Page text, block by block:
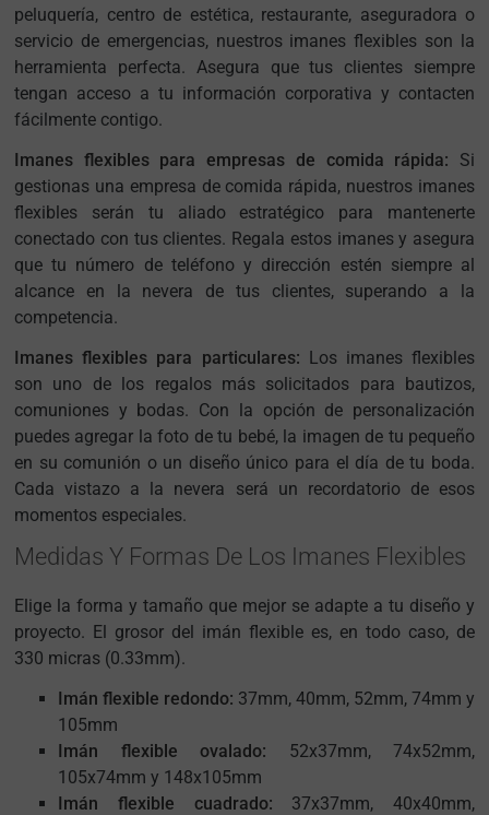
peluquería, centro de estética, restaurante, aseguradora o
servicio de emergencias, nuestros imanes flexibles son la
herramienta perfecta. Asegura que tus clientes siempre
tengan acceso a tu información corporativa y contacten
fácilmente contigo.
Imanes flexibles para empresas de comida rápida: Si
gestionas una empresa de comida rápida, nuestros imanes
flexibles serán tu aliado estratégico para mantenerte
conectado con tus clientes. Regala estos imanes y asegura
que tu número de teléfono y dirección estén siempre al
alcance en la nevera de tus clientes, superando a la
competencia.
Imanes flexibles para particulares: Los imanes flexibles
son uno de los regalos más solicitados para bautizos,
comuniones y bodas. Con la opción de personalización
puedes agregar la foto de tu bebé, la imagen de tu pequeño
en su comunión o un diseño único para el día de tu boda.
Cada vistazo a la nevera será un recordatorio de esos
momentos especiales.
Medidas Y Formas De Los Imanes Flexibles
Elige la forma y tamaño que mejor se adapte a tu diseño y
proyecto. El grosor del imán flexible es, en todo caso, de
330 micras (0.33mm).
Imán flexible redondo: 37mm, 40mm, 52mm, 74mm y
105mm
Imán flexible ovalado: 52x37mm, 74x52mm,
105x74mm y 148x105mm
Imán flexible cuadrado: 37x37mm, 40x40mm,